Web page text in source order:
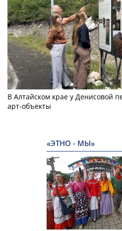
В Алтайском крае у Денисовой
арт-объекты
«ЭТНО - МЫ»